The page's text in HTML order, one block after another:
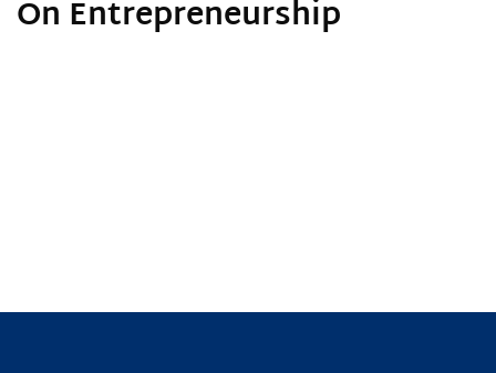
On Entrepreneurship